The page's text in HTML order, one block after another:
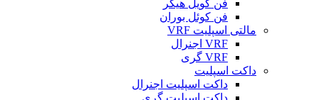
فن کویل هیگر
فن کوئل بوران
مالتی اسپلیت VRF
VRF اجنرال
VRF گری
داکت اسپلیت
داکت اسپلیت اجنرال
داکت اسپلیت گری